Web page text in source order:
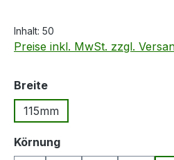
Inhalt: 50
Preise inkl. MwSt. zzgl.
Breiteauswählen
115mm
Körnungauswählen